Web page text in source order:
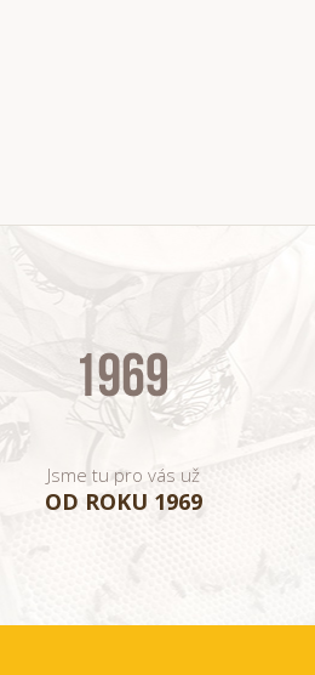
Jsme tu pro vás už
OD ROKU 1969